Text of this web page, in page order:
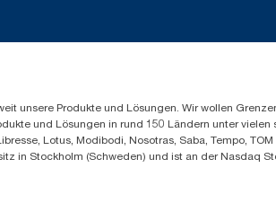
unsere Produkte und Lösungen. Wir wollen
und Lösungen in rund 150 Ländern unter vielen
Lotus, Modibodi, Nosotras, Saba, Tempo,
in Stockholm (Schweden) und ist an der Nasdaq